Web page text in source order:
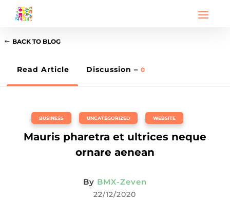
BACK TO BLOG
Read Article Discussion – 0
BUSINESS UNCATEGORIZED WEBSITE
Mauris pharetra et ultrices neque
ornare aenean
By BMX-Zeven
22/12/2020